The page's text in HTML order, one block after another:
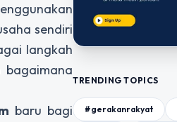
sendiri
langkah
baru bagi
TRENDING TOPICS
#gerakanrakyat